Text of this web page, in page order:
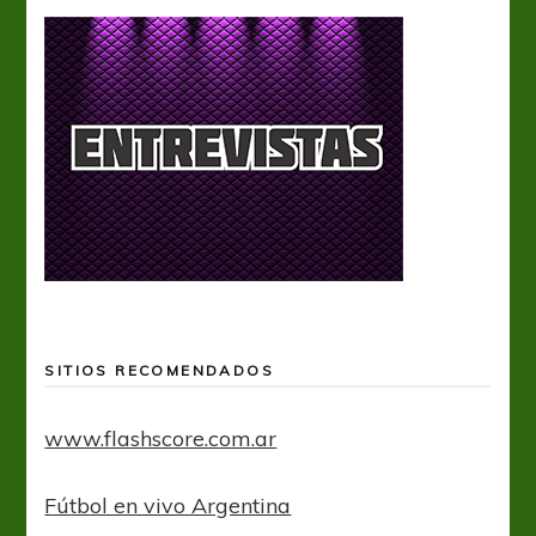
SITIOS RECOMENDADOS
www.flashscore.com.ar
Fútbol en vivo Argentina